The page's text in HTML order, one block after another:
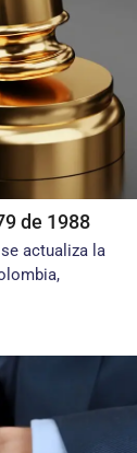
de 1988
actualiza la